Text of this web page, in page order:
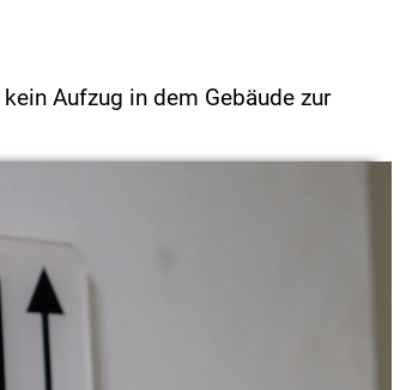
Aufzug in dem Gebäude zur